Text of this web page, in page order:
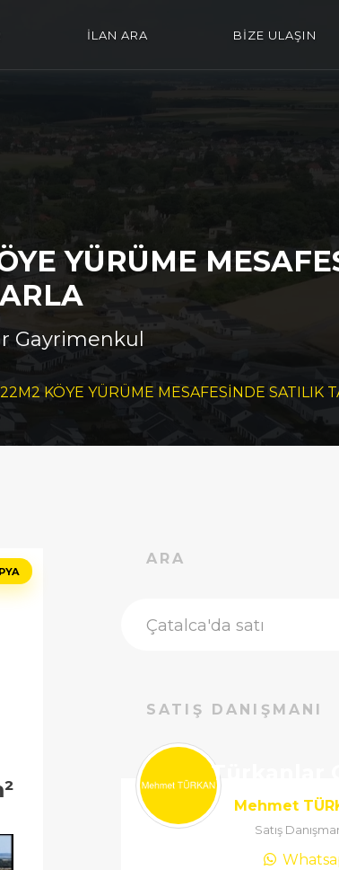
İLAN ARA BİZE ULAŞIN
YÜRÜME
Gayrimenkul
KÖYE YÜRÜME MESAFESİNDE SATILIK
ARA
SATIŞ DANIŞMANI
Türkanlar
Mehmet
Satış